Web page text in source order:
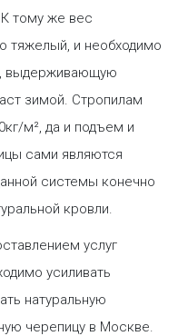
тому же вес
тяжелый, и необходимо
выдерживающую
зимой. Стропилам
м², да и подъем и
сами являются
системы конечно
кровли.
услуг
усиливать
натуральную
черепицу в Москве.